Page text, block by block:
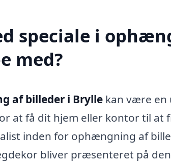
speciale i
med?
af billeder i Brylle kan være en
at få dit hjem eller kontor til at
inden for ophængning af
bliver præsenteret på